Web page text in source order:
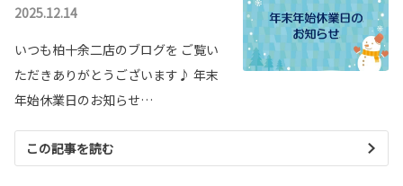
2025.12.14
いつも柏十余二店のブログを ご覧い
ただきありがとうございます♪ 年末
年始休業日のお知らせ…
この記事を読む